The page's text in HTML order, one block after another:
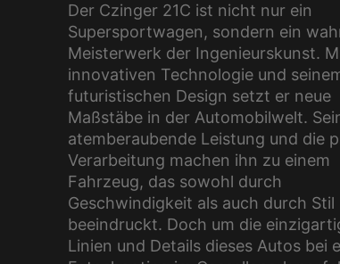
Der Czinger 21C ist nicht nur ein
Supersportwagen, sondern ein
Meisterwerk der Ingenieurskunst.
innovativen Technologie und
futuristischen Design setzt er neue
Maßstäbe in der Automobilwelt.
atemberaubende Leistung und die
Verarbeitung machen ihn zu einem
Fahrzeug, das sowohl durch
Geschwindigkeit als auch durch Stil
beeindruckt. Doch um die
Linien und Details dieses Autos bei